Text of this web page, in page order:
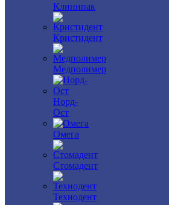
Клинипак
Кристидент
Медполимер
Норд-
Ост
Омега
Стомадент
Технодент